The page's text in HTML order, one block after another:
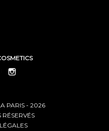
PINTEREST
PARIS - 2026